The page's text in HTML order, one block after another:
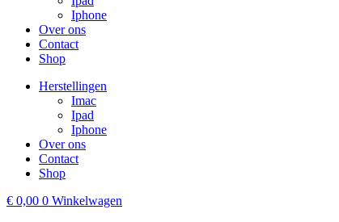
Iphone
Over ons
Contact
Shop
Herstellingen
Imac
Ipad
Iphone
Over ons
Contact
Shop
€ 0,00 0 Winkelwagen